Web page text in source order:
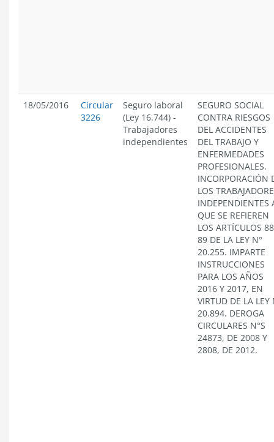
18/05/2016
Circular
3226
Seguro laboral
(Ley 16.744) -
Trabajadores
independientes
SEGURO SOCIAL
CONTRA RIESGOS
DEL ACCIDENTES
DEL TRABAJO Y
ENFERMEDADES
PROFESIONALES.
INCORPORACIÓN
LOS
INDEPENDIENTES
QUE SE REFIEREN
LOS ARTÍCULOS
89 DE LA LEY N°
20.255. IMPARTE
INSTRUCCIONES
PARA LOS AÑOS
2016 Y 2017, EN
VIRTUD DE LA LEY
20.894. DEROGA
CIRCULARES N°S
24873, DE 2008 Y
2808, DE 2012.